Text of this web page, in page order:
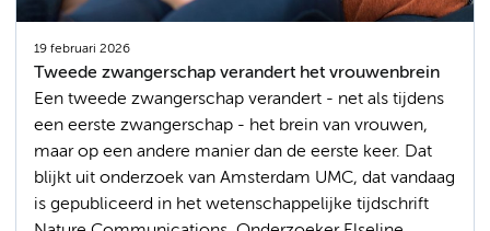
19 februari 2026
Tweede zwangerschap verandert het vrouwenbrein
Een tweede zwangerschap verandert - net als tijdens
een eerste zwangerschap - het brein van vrouwen,
maar op een andere manier dan de eerste keer. Dat
blijkt uit onderzoek van Amsterdam UMC, dat vandaag
is gepubliceerd in het wetenschappelijke tijdschrift